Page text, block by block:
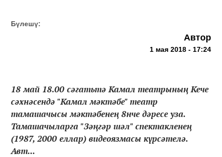
Бүлешү:
Автор
1 мая 2018 - 17:24
18 май 18.00 сәгатьтә Камал театрының Кече
сәхнәсендә "Камал мәктәбе" театр
тамашачысы мәктәбенең 8нче дәресе уза.
Тамашачыларга "Зәңгәр шәл" спектакленең
(1987, 2000 еллар) видеоязмасы күрсәтелә.
Авт...